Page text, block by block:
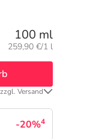
100 ml
Grundpreis:
259,90 €/1 l
Versand
-20%4